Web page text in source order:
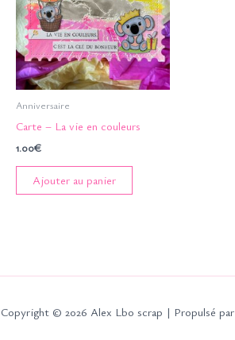
Anniversaire
Carte – La vie en couleurs
1.00€
Ajouter au panier
Copyright © 2026 Alex Lbo scrap | Propulsé par